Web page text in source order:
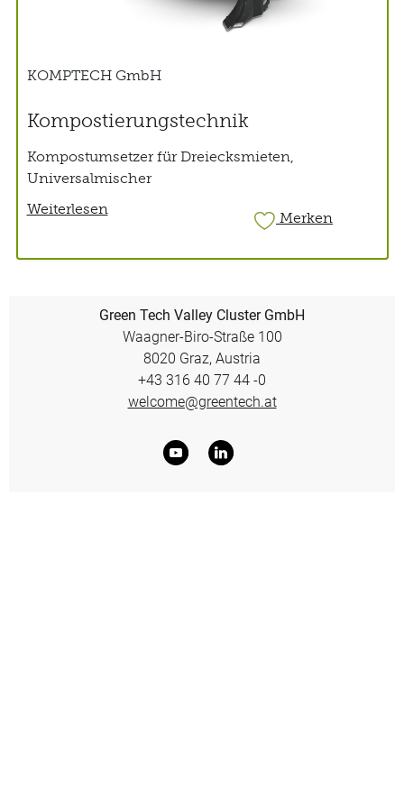
KOMPTECH GmbH
Kompostierungstechnik
Kompostumsetzer für Dreiecksmieten,
Universalmischer
Weiterlesen
Merken
Green Tech Valley Cluster GmbH
Waagner-Biro-Straße 100
8020 Graz, Austria
+43 316 40 77 44 -0
welcome@greentech.at